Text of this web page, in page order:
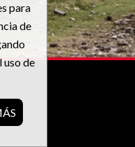
para
de
uso de